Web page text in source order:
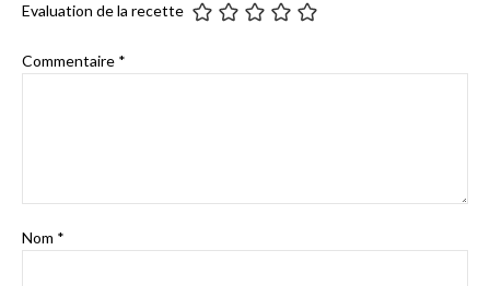
Evaluation de la recette
Commentaire *
Nom *